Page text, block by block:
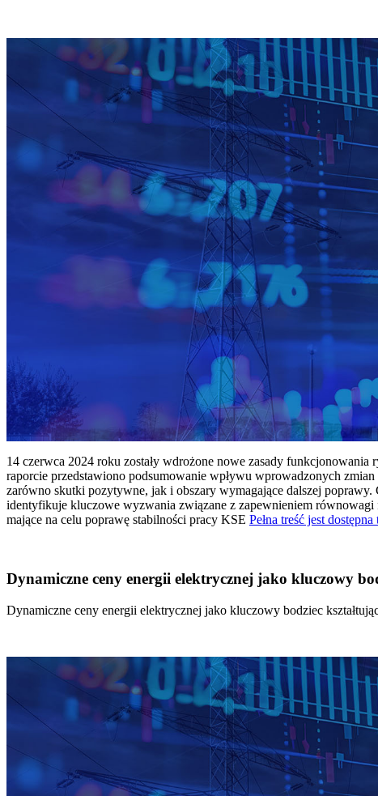
14 czerwca 2024 roku zostały wdrożone nowe zasady
raporcie przedstawiono podsumowanie wpływu wprowadzonych
zarówno skutki pozytywne, jak i obszary wymagające dalszej
identyfikuje kluczowe wyzwania związane z zapewnieniem równowagi
mające na celu poprawę stabilności pracy KSE Pełna treść jest dostępna
Dynamiczne ceny energii elektrycznej jako kluczowy
Dynamiczne ceny energii elektrycznej jako kluczowy bodziec